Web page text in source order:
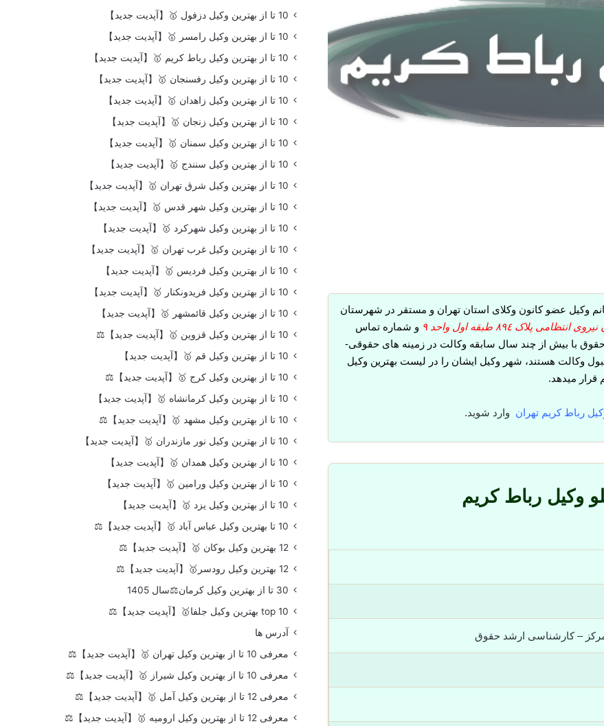
وکیل عضو کانون وکلای استان تهران و مستقر در شهرستان
پلاک ٨٩٤ طبقه اول واحد ٩
و شماره تماس
با بیش از چند سال سابقه وکالت در زمینه های حقوقی-
وکالت هستند، شهر وکیل ایشان را در لیست بهترین وکیل
قرار میدهد.
رباط کریم تهران وارد شوید.
وکیل رباط کریم
– کارشناسی ارشد حقوق
10 تا از بهترین وکیل دزفول 🥇【آپدیت جدید】
10 تا از بهترین وکیل رامسر 🥇【آپدیت جدید】
10 تا از بهترین وکیل رباط کریم 🥇【آپدیت جدید】
10 تا از بهترین وکیل رفسنجان 🥇【آپدیت جدید】
10 تا از بهترین وکیل زاهدان 🥇【آپدیت جدید】
10 تا از بهترین وکیل زنجان 🥇【آپدیت جدید】
10 تا از بهترین وکیل سمنان 🥇【آپدیت جدید】
10 تا از بهترین وکیل سنندج 🥇【آپدیت جدید】
10 تا از بهترین وکیل شرق تهران 🥇【آپدیت جدید】
10 تا از بهترین وکیل شهر قدس 🥇【آپدیت جدید】
10 تا از بهترین وکیل شهرکرد 🥇【آپدیت جدید】
10 تا از بهترین وکیل غرب تهران 🥇【آپدیت جدید】
10 تا از بهترین وکیل فردیس 🥇【آپدیت جدید】
10 تا از بهترین وکیل فریدونکنار 🥇【آپدیت جدید】
10 تا از بهترین وکیل قائمشهر 🥇【آپدیت جدید】
10 تا از بهترین وکیل قزوین 🥇【آپدیت جدید】⚖️
10 تا از بهترین وکیل قم 🥇【آپدیت جدید】
10 تا از بهترین وکیل کرج 🥇【آپدیت جدید】⚖️
10 تا از بهترین وکیل کرمانشاه 🥇【آپدیت جدید】
10 تا از بهترین وکیل مشهد 🥇【آپدیت جدید】⚖️
10 تا از بهترین وکیل نور مازندران 🥇【آپدیت جدید】
10 تا از بهترین وکیل همدان 🥇【آپدیت جدید】
10 تا از بهترین وکیل ورامین 🥇【آپدیت جدید】
10 تا از بهترین وکیل یزد 🥇【آپدیت جدید】
10 تا بهترین وکیل عباس آباد 🥇【آپدیت جدید】⚖️
12 بهترین وکیل بوکان 🥇【آپدیت جدید】⚖️
12 بهترین وکیل رودسر🥇【آپدیت جدید】⚖️
30 تا از بهترین وکیل کرمان⚖️سال 1405
top 10 بهترین وکیل جلفا🥇【آپدیت جدید】⚖️
آدرس ها
معرفی 10 تا از بهترین وکیل تهران 🥇【آپدیت جدید】⚖️
معرفی 10 تا از بهترین وکیل شیراز 🥇【آپدیت جدید】⚖️
معرفی 12 تا از بهترین وکیل آمل 🥇【آپدیت جدید】⚖️
معرفی 12 تا از بهترین وکیل ارومیه 🥇【آپدیت جدید】⚖️